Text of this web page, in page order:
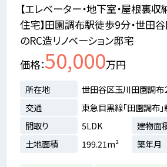
【エレベーター・地下室・屋根裏
住宅】田園調布駅徒歩9分・世田
のRC造リノベーション邸宅
価格 50,000万円
所在地
世田谷区玉川田園調布
交通
東急目黒線「田園調布
間取り
5LDK 建物面
土地面積
199.21m² 築年月